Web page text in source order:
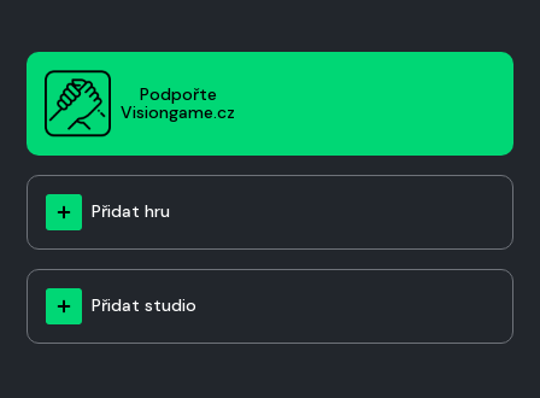
Podpořte
Visiongame.cz
Přidat hru
Přidat studio